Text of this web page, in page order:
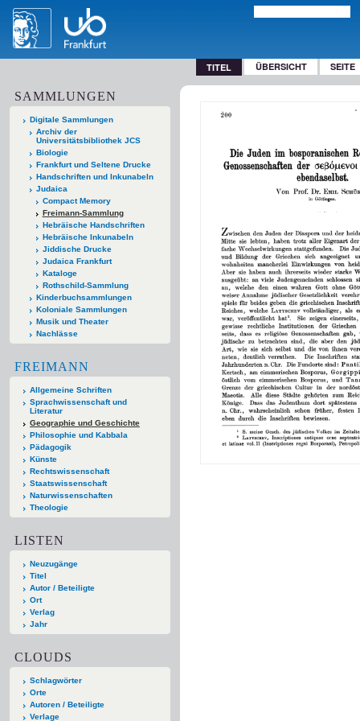
TITEL ÜBERSICHT SEITE
SAMMLUNGEN
Digitale Sammlungen
Archiv der
Universitätsbibliothek JCS
Biologie
Frankfurt und Seltene Drucke
Handschriften und Inkunabeln
Judaica
Compact Memory
Freimann-Sammlung
Hebräische Handschriften
Hebräische Inkunabeln
Jiddische Drucke
Judaica Frankfurt
Kataloge
Rothschild-Sammlung
Kinderbuchsammlungen
Koloniale Sammlungen
Musik und Theater
Nachlässe
FREIMANN
Allgemeine Schriften
Sprachwissenschaft und
Literatur
Geographie und Geschichte
Philosophie und Kabbala
Pädagogik
Künste
Rechtswissenschaft
Staatswissenschaft
Naturwissenschaften
Theologie
LISTEN
Neuzugänge
Titel
Autor / Beteiligte
Ort
Verlag
Jahr
CLOUDS
Schlagwörter
Orte
Autoren / Beteiligte
Verlage